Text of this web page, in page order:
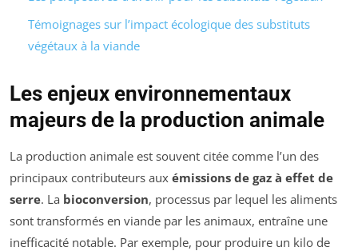
Témoignages sur l’impact écologique des substituts
végétaux à la viande
Les enjeux environnementaux
majeurs de la production animale
La production animale est souvent citée comme l’un des
principaux contributeurs aux émissions de gaz à effet de
serre. La bioconversion, processus par lequel les aliments
sont transformés en viande par les animaux, entraîne une
inefficacité notable. Par exemple, pour produire un kilo de